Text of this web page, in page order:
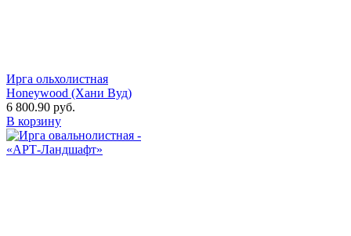
Ирга ольхолистная
Honeywood (Хани Вуд)
6 800.90 руб.
В корзину